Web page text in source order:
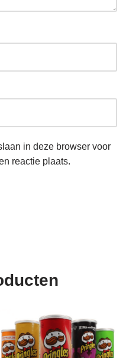
in deze browser voor
reactie plaats.